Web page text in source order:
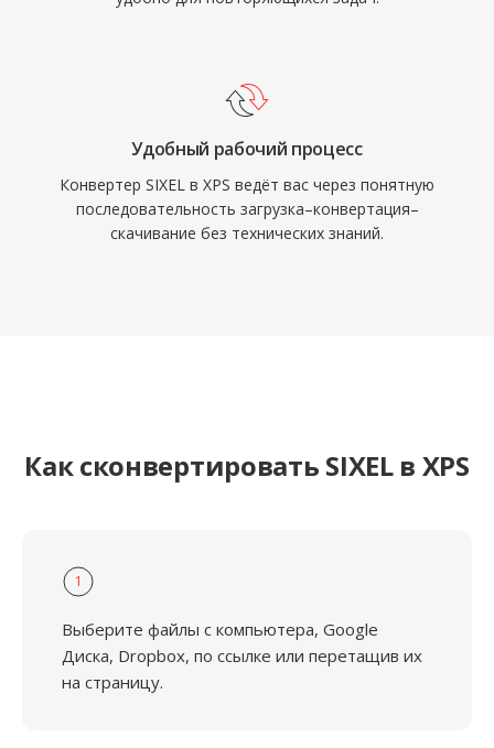
Удобный рабочий процесс
Конвертер SIXEL в XPS ведёт вас через понятную
последовательность загрузка–конвертация–
скачивание без технических знаний.
Как сконвертировать SIXEL в XPS
1
Выберите файлы с компьютера, Google
Диска, Dropbox, по ссылке или перетащив их
на страницу.